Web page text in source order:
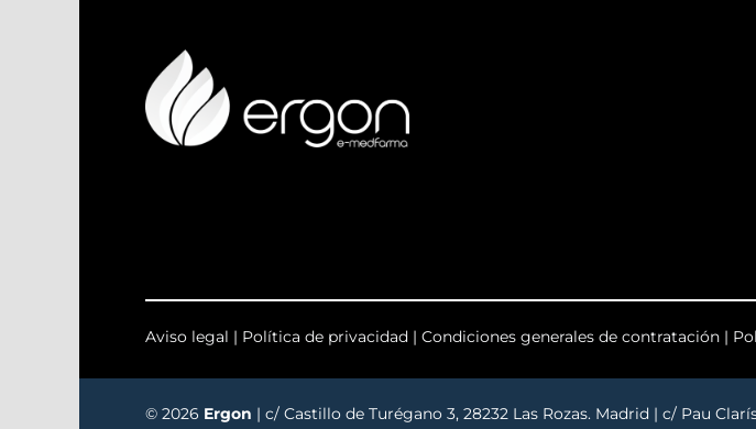
Aviso legal | Política de privacidad | Condiciones generales de contratación|
© 2026 Ergon | c/ Castillo de Turégano 3, 28232 Las Rozas. Madrid | c/ Pau